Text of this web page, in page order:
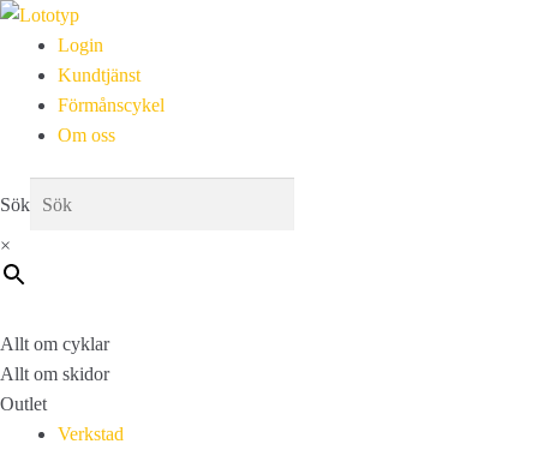
Login
Kundtjänst
Förmånscykel
Om oss
Sök
×
Allt om cyklar
Allt om skidor
Outlet
Verkstad